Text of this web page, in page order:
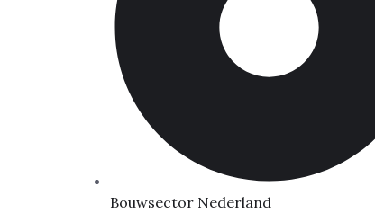
Bouwsector Nederland